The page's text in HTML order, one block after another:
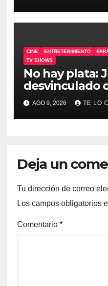
CINE ENTRETENIMIENTO
TV SHOWS
No hay plata:
desvinculado
AGO 9, 2026 TE LO
Deja un
Tu dirección de correo
Los campos obligatorios
Comentario *